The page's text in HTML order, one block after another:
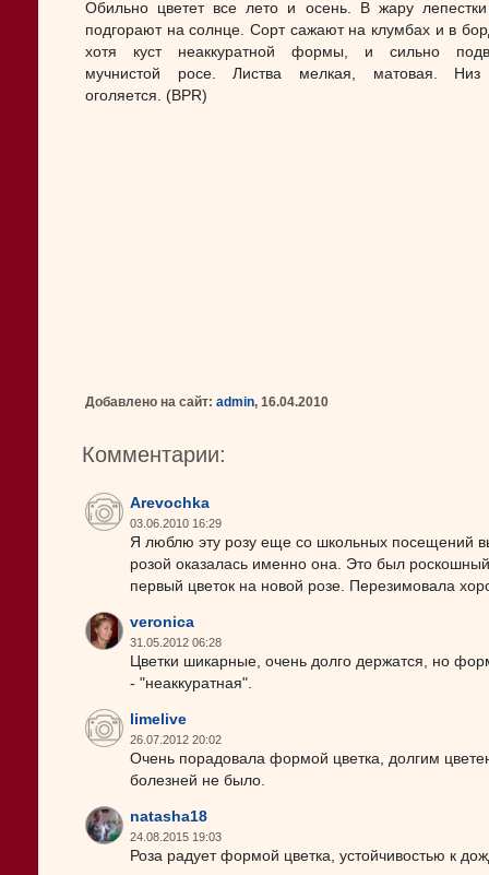
Обильно цветет все лето и осень. В жару лепестки
подгорают на солнце. Сорт сажают на клумбах и в
хотя куст неаккуратной формы, и сильно
мучнистой росе. Листва мелкая, матовая. Низ
оголяется. (BPR)
Добавлено на сайт: admin, 16.04.2010
Комментарии:
Arevochka
03.06.2010 16:29
Я люблю эту розу еще со школьных посещений
розой оказалась именно она. Это был
первый цветок на новой розе. Перезимовала
veronica
31.05.2012 06:28
Цветки шикарные, очень долго держатся, но
- "неаккуратная".
limelive
26.07.2012 20:02
Очень порадовала формой цветка, долгим
болезней не было.
natasha18
24.08.2015 19:03
Роза радует формой цветка, устойчивостью к